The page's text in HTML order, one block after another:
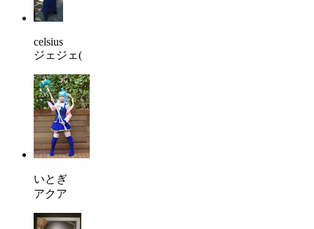
celsius
ジェジェ(
いとぎ
アクア